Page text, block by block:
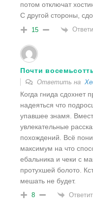
потом отключат
С другой стороны,
15
Почти
Ответить на
Когда гнида сдохнет
надеяться что
упавшее знамя.
увлекательные
похождений. Всё
максимум на что
ебальника и чеки с
протухшей болото.
мешать не будет.
8